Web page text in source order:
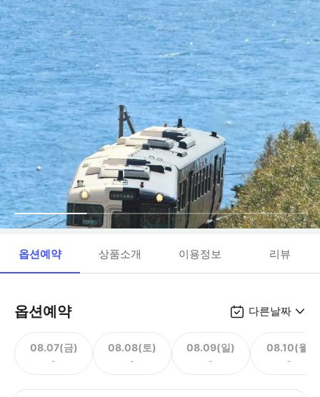
옵션예약 상품소개 이용정보 리뷰
옵션예약 다른날짜
08.07(금)
-
08.08(토)
-
08.09(일)
-
08.10(월)
-